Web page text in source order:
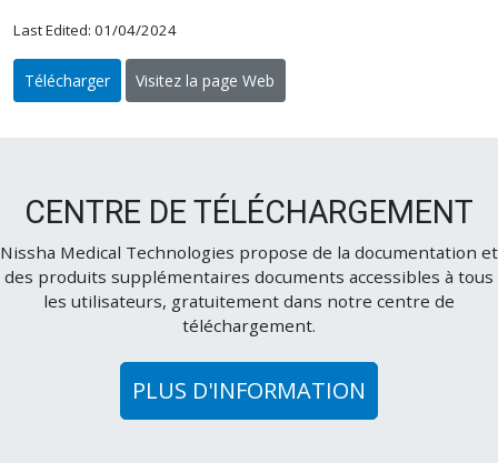
Last Edited: 01/04/2024
Télécharger Visitez la page Web
CENTRE DE TÉLÉCHARGEMENT
Nissha Medical Technologies propose de la documentation et
des produits supplémentaires documents accessibles à tous
les utilisateurs, gratuitement dans notre centre de
téléchargement.
PLUS D'INFORMATION